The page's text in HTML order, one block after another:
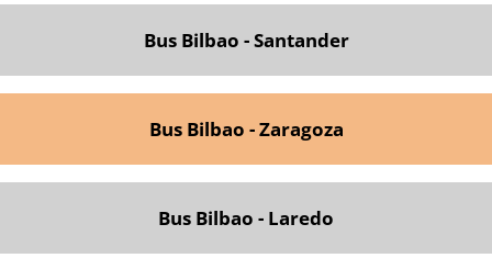
Bus Bilbao - Santander
Bus Bilbao - Zaragoza
Bus Bilbao - Laredo